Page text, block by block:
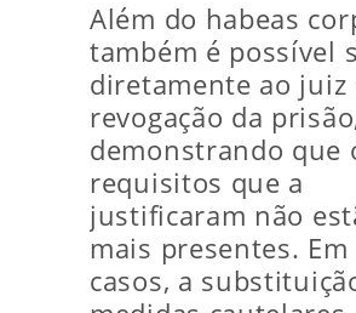
Além do habeas
também é possível
diretamente ao juiz
revogação da
demonstrando que
requisitos que a
justificaram não
mais presentes.
casos, a